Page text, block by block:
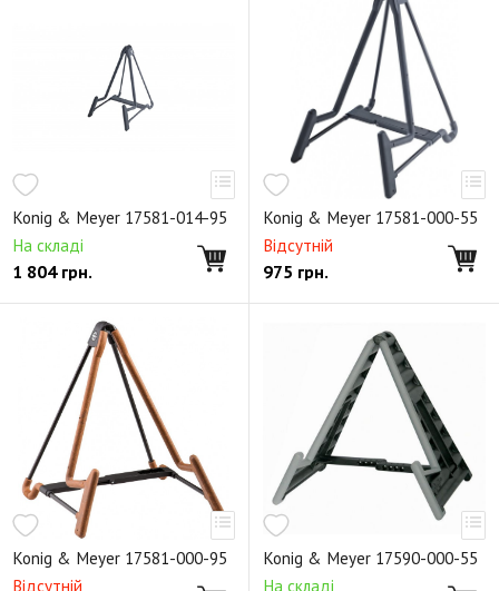
Konig & Meyer 17581-014-95
На складі
1 804грн.
Konig & Meyer 17581-000-55
Відсутній
975 грн.
Konig & Meyer 17581-000-95
Відсутній
Konig & Meyer 17590-000-55
На складі